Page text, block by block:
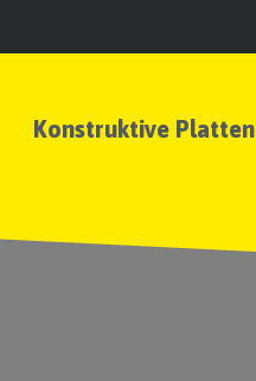
Konstruktive Platten